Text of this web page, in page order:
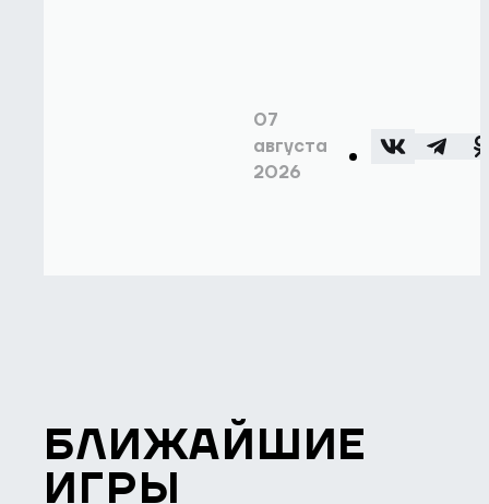
07
августа
2026
БЛИЖАЙШИЕ
ИГРЫ